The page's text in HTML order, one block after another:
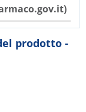
prodotto -